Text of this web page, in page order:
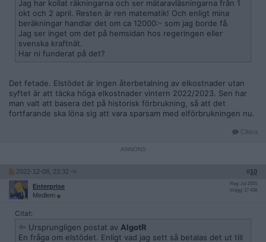
Jag har kollat räkningarna och ser mätaravläsningarna från 1
okt och 2 april. Resten är ren matematik! Och enligt mina
beräkningar handlar det om ca 12000:- som jag borde få.
Jag ser inget om det på hemsidan hos regeringen eller
svenska kraftnät.
Har ni funderat på det?
Det fetade. Elstödet är ingen återbetalning av elkostnader utan
syftet är att täcka höga elkostnader vintern 2022/2023. Sen har
man valt att basera det på historisk förbrukning, så att det
fortfarande ska löna sig att vara sparsam med elförbrukningen nu.
Citera
2022-12-08, 23:32 #10
Enterprise
Medlem
Reg: Jul 2005
Inlägg: 17 438
Citat:
Ursprungligen postat av AlgotR
En fråga om elstödet. Enligt vad jag sett så betalas det ut till